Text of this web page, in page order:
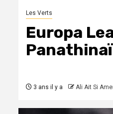
Les Verts
Europa
3 ans il y a Ali Ait Si